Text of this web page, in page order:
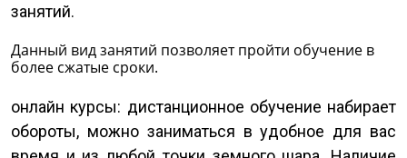
занятий.
Данный вид занятий позволяет пройти обучение в
более сжатые сроки.
онлайн курсы: дистанционное обучение набирает
обороты, можно заниматься в удобное для вас